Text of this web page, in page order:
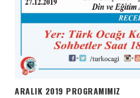
ARALIK 2019 PROGRAMIMIZ